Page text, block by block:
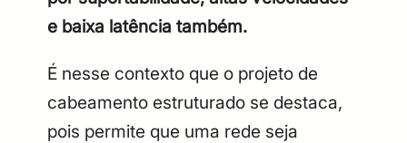
e baixa latência também.
É nesse contexto que o projeto de
cabeamento estruturado se destaca,
pois permite que uma rede seja